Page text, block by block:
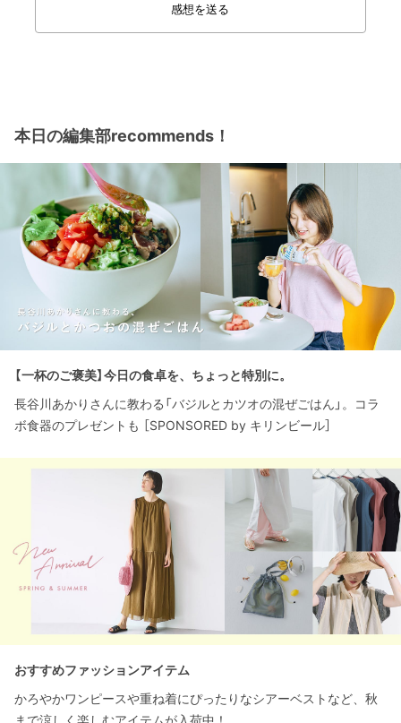
感想を送る
本日の編集部recommends！
【一杯のご褒美】今日の食卓を、ちょっと特別に。
長谷川あかりさんに教わる「バジルとカツオの混ぜごはん」。コラ
ボ食器のプレゼントも ［SPONSORED by キリンビール］
おすすめファッションアイテム
かろやかワンピースや重ね着にぴったりなシアーベストなど、秋
まで涼しく楽しむアイテムが入荷中！